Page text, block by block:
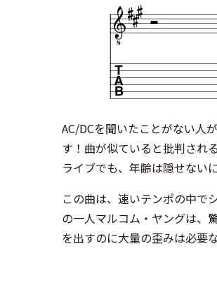
AC/DCを聞いたことがない人
す！曲が似ていると批判され
ライブでも、年齢は隠せない
この曲は、速いテンポの中で
の一人マルコム・ヤングは、
を出すのに大量の歪みは必要